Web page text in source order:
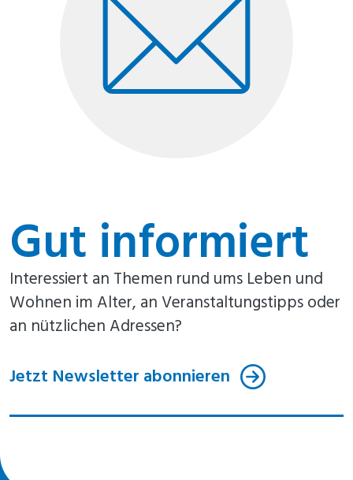
Gut informiert
Interessiert an Themen rund ums Leben und
Wohnen im Alter, an Veranstaltungstipps oder
an nützlichen Adressen?
Jetzt Newsletter abonnieren